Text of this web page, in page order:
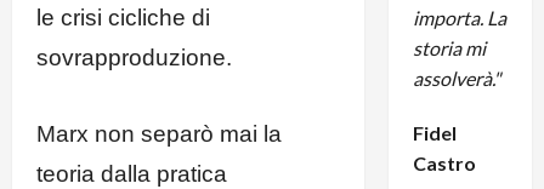
le crisi cicliche di
sovrapproduzione.
Marx non separò mai la
teoria dalla pratica
importa. La
storia mi
assolverà."
Fidel
Castro